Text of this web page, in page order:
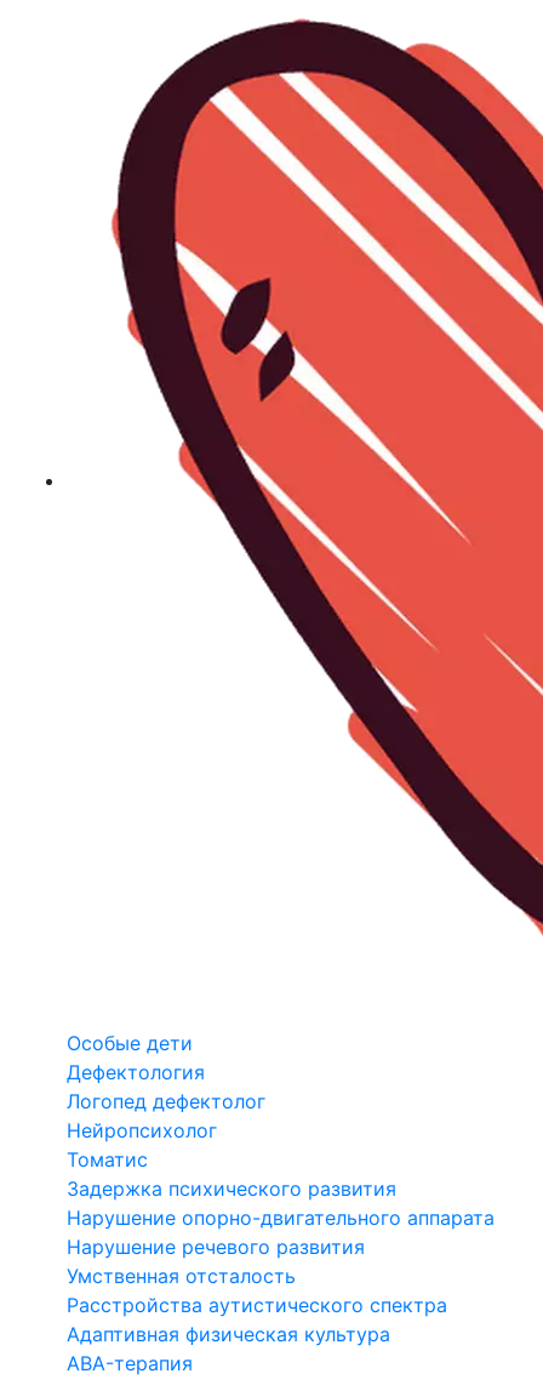
Особые дети
Дефектология
Логопед дефектолог
Нейропсихолог
Томатис
Задержка психического развития
Нарушение опорно-двигательного аппарата
Нарушение речевого развития
Умственная отсталость
Расстройства аутистического спектра
Адаптивная физическая культура
ABA-терапия